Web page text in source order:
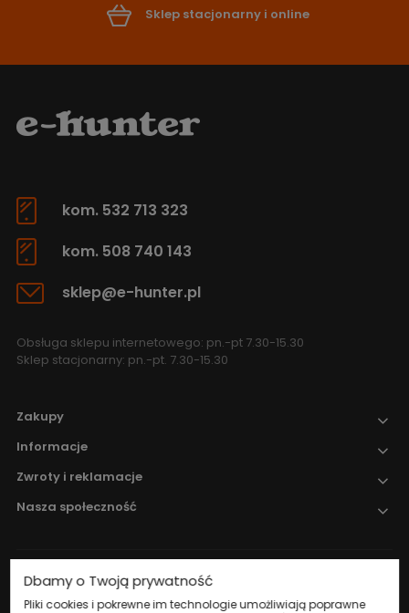
Sklep stacjonarny i online
kom. 532 713 323
kom. 508 740 143
sklep@e-hunter.pl
Obsługa sklepu internetowego: pn.-pt 7.30-15.30
Sklep stacjonarny: pn.-pt. 7.30-15.30
Zakupy
Informacje
Zwroty i reklamacje
Nasza społeczność
Nadzór nad obrotem produktami
leczniczymi weterynaryjnymi sprawuje
Dbamy o Twoją prywatność
Pliki cookies i pokrewne im technologie umożliwiają poprawne